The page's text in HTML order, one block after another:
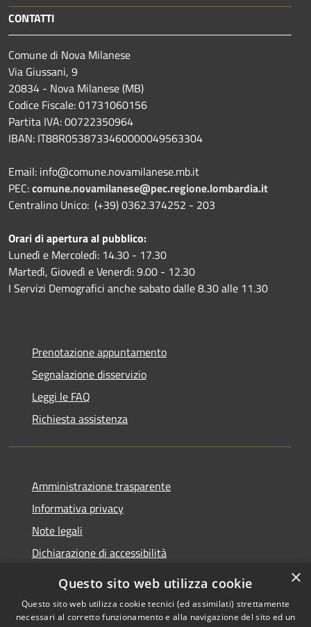
CONTATTI
Comune di Nova Milanese
Via Giussani, 9
20834 - Nova Milanese (MB)
Codice Fiscale: 01731060156
Partita IVA: 00722350964
IBAN: IT88R0538733460000049563304
Email: info@comune.novamilanese.mb.it
PEC:comune.novamilanese@pec.regione.lombardia.it
Centralino Unico: (+39) 0362.374252 - 203
Orari di apertura al pubblico:
Lunedì e Mercoledì: 14.30 - 17.30
Martedì, Giovedì e Venerdì: 9.00 - 12.30
I Servizi Demografici anche sabato dalle 8.30 alle 11.30
Prenotazione appuntamento
Segnalazione disservizio
Leggi le FAQ
Richiesta assistenza
Amministrazione trasparente
Informativa privacy
Note legali
Dichiarazione di accessibilità
RSS Copyright © 2026 • Comune di
×
Questo sito web utilizza cookie
Questo sito web utilizza cookie tecnici (ed assimilati) strettamente
necessari al corretto funzionamento e alla navigazione del sito ed un